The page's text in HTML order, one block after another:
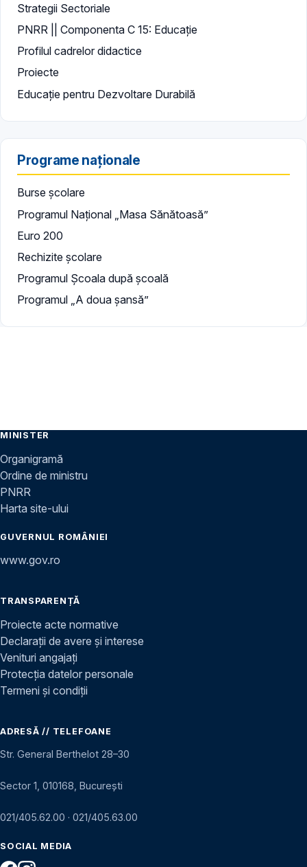
Strategii Sectoriale
PNRR || Componenta C 15: Educație
Profilul cadrelor didactice
Proiecte
Educație pentru Dezvoltare Durabilă
Programe naționale
Burse școlare
Programul Național „Masa Sănătoasă”
Euro 200
Rechizite școlare
Programul Școala după școală
Programul „A doua şansă”
MINISTER
Organigramă
Ordine de ministru
PNRR
Harta site-ului
GUVERNUL ROMÂNIEI
www.gov.ro
TRANSPARENȚĂ
Proiecte acte normative
Declarații de avere și interese
Venituri angajați
Protecția datelor personale
Termeni și condiții
ADRESĂ // TELEFOANE
Str. General Berthelot 28–30
Sector 1, 010168, București
021/405.62.00 · 021/405.63.00
SOCIAL MEDIA